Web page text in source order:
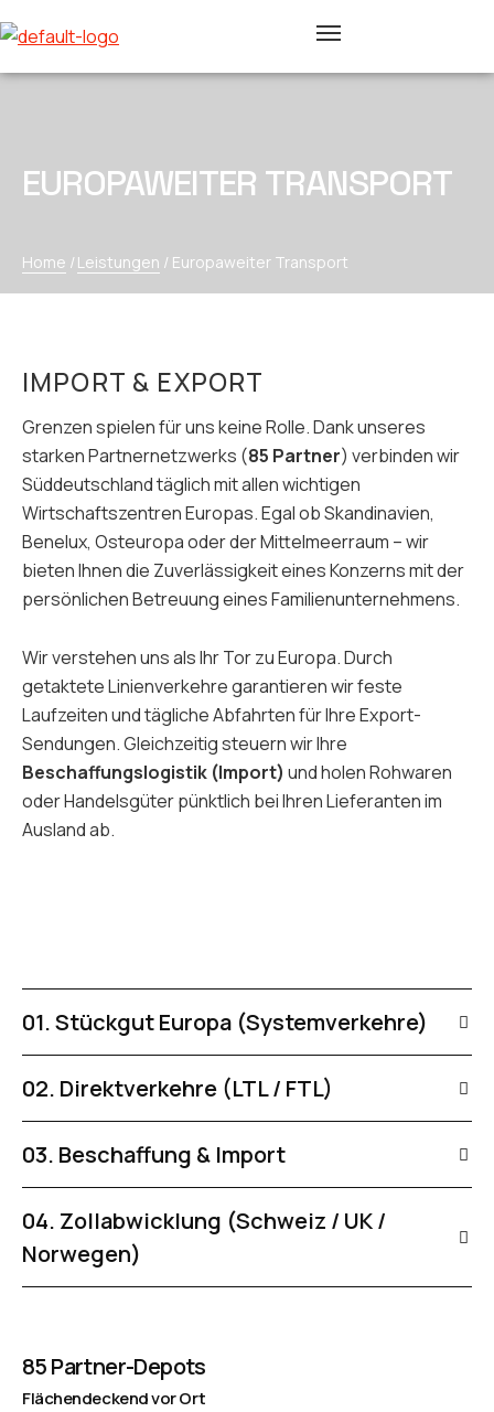
EUROPAWEITER TRANSPORT
Home / Leistungen / Europaweiter Transport
IMPORT & EXPORT
Grenzen spielen für uns keine Rolle. Dank unseres
starken Partnernetzwerks (85 Partner) verbinden wir
Süddeutschland täglich mit allen wichtigen
Wirtschaftszentren Europas. Egal ob Skandinavien,
Benelux, Osteuropa oder der Mittelmeerraum – wir
bieten Ihnen die Zuverlässigkeit eines Konzerns mit der
persönlichen Betreuung eines Familienunternehmens.
Wir verstehen uns als Ihr Tor zu Europa. Durch
getaktete Linienverkehre garantieren wir feste
Laufzeiten und tägliche Abfahrten für Ihre Export-
Sendungen. Gleichzeitig steuern wir Ihre
Beschaffungslogistik (Import) und holen Rohwaren
oder Handelsgüter pünktlich bei Ihren Lieferanten im
Ausland ab.
01. Stückgut Europa (Systemverkehre)
02. Direktverkehre (LTL / FTL)
03. Beschaffung & Import
04. Zollabwicklung (Schweiz / UK /
Norwegen)
85 Partner-Depots
Flächendeckend vor Ort